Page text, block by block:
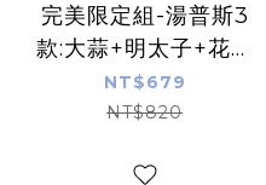
完美限定組-湯普斯3
款:大蒜+明太子+花生
各一包 (冷凍含運組)
NT$679
NT$820